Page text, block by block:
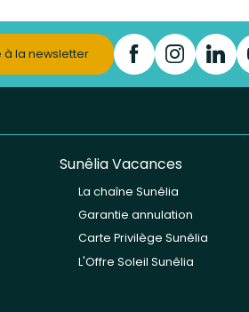
à la newsletter
Sunêlia Vacances
La chaîne Sunêlia
Garantie annulation
Carte Privilège Sunêlia
L'Offre Soleil Sunêlia